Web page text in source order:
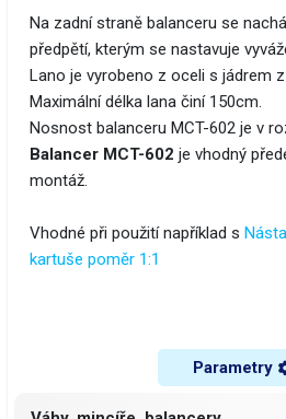
Na zadní straně balanceru se
předpětí, kterým se nastavuje
Lano je vyrobeno z oceli s jádrem
Maximální délka lana činí 150cm.
Nosnost balanceru MCT-602 je v
Balancer MCT-602 je vhodný
montáž.
Vhodné při použití například s
kartuše poměr 1:1
Parametry